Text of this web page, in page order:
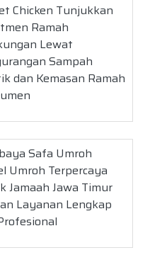
Chicken Tunjukkan
Ramah
Lewat
Sampah
dan Kemasan Ramah
Safa Umroh
Umroh Terpercaya
Jamaah Jawa Timur
Layanan Lengkap